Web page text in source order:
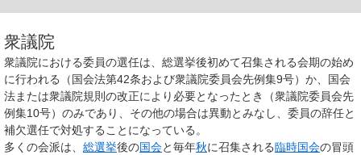
衆議院
衆議院における委員の選任は、総選挙後初めて召集される会期の始め
に行われる（国会法第42条および衆議院委員会先例集9号）か、国会
法または衆議院規則の改正により必要となったとき（衆議院委員会先
例集10号）のみであり、その他の場合は異動とみなし、委員の辞任と
補欠選任で対処することになっている。
多くの会派は、 総選挙後の国会と毎年秋に召集される臨時国会の冒頭